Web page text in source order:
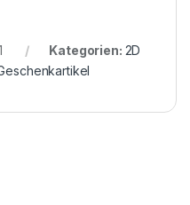
Kategorien: 2D